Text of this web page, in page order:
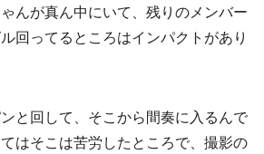
んが真ん中にいて、残りのメンバー
回ってるところはインパクトがあり
と回して、そこから間奏に入るんで
はそこは苦労したところで、撮影の